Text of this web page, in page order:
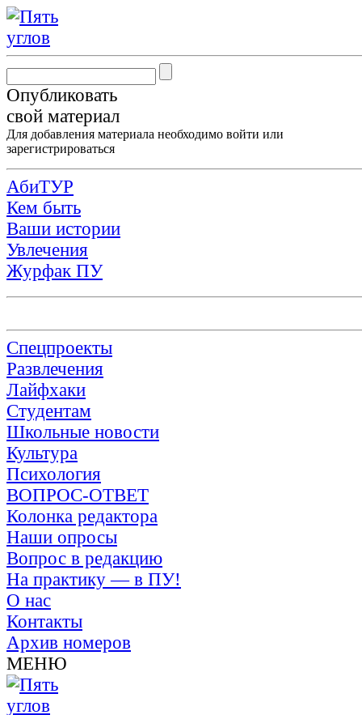
Опубликовать
свой материал
Для добавления материала необходимо войти или
зарегистрироваться
АбиТУР
Кем быть
Ваши истории
Увлечения
Журфак ПУ
Спецпроекты
Развлечения
Лайфхаки
Студентам
Школьные новости
Культура
Психология
ВОПРОС-ОТВЕТ
Колонка редактора
Наши опросы
Вопрос в редакцию
На практику — в ПУ!
О нас
Контакты
Архив номеров
МЕНЮ